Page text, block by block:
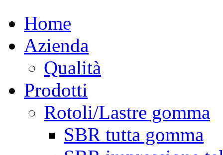
Home
Azienda
Qualità
Prodotti
Rotoli/Lastre gomma
SBR tutta gomma